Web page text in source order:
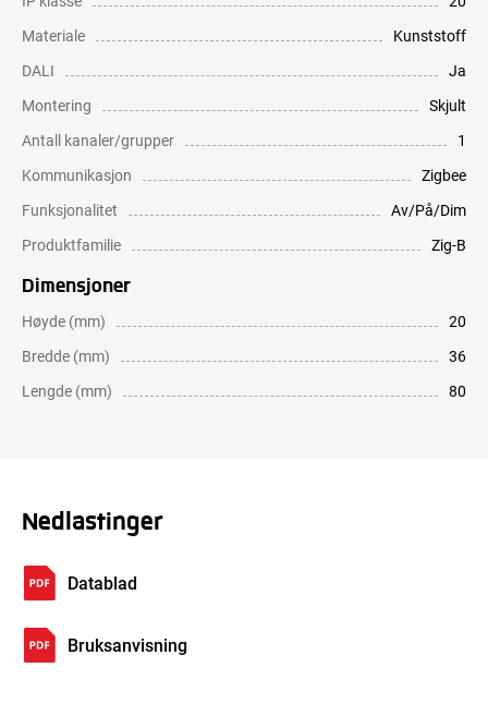
Materiale
Kunststoff
DALI
Ja
Montering
Skjult
Antall kanaler/grupper
1
Kommunikasjon
Zigbee
Funksjonalitet
Av/På/Dim
Produktfamilie
Zig-B
Dimensjoner
Høyde (mm)
20
Bredde (mm)
36
Lengde (mm)
80
Nedlastinger
Datablad
Bruksanvisning